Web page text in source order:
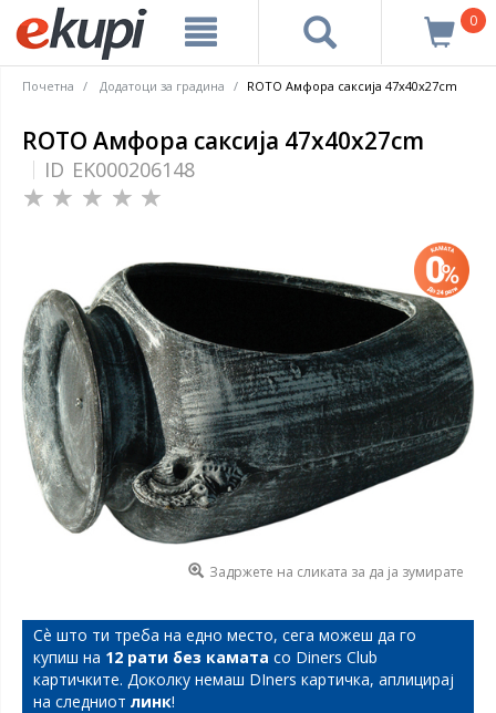
0
Почетна Додатоци за градина ROTO Амфора саксија 47x40x27cm
ROTO Амфора саксија 47x40x27cm
ID EK000206148
Задржете на сликата за да ја зумирате
Сѐ што ти треба на едно место, сега можеш да го
купиш на 12 рати без камата со Diners Club
картичките. Доколку немаш DIners картичка, аплицирај
на следниот линк!